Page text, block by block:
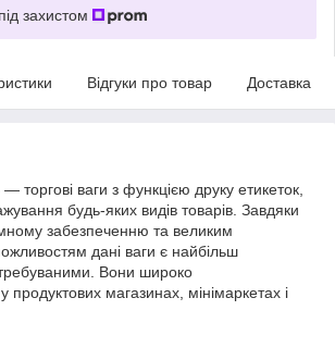
захистом
Відгуки про товар Доставка
торгові ваги з функцією друку етикеток,
будь-яких видів товарів. Завдяки
забезпеченню та великим
дані ваги є найбільш
Вони широко
продуктових магазинах, мінімаркетах і